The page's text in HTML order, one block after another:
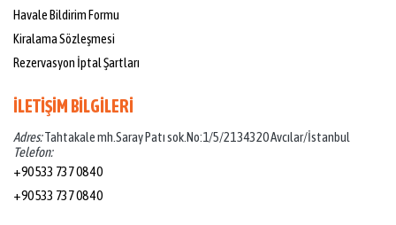
Havale Bildirim Formu
Kiralama Sözleşmesi
Rezervasyon İptal Şartları
İLETİŞİM BİLGİLERİ
Adres:Tahtakale mh.Saray Patı sok.No:1/5/21 34320 Avcılar/İstanbul
Telefon:
+90 533 737 08 40
+90 533 737 08 40